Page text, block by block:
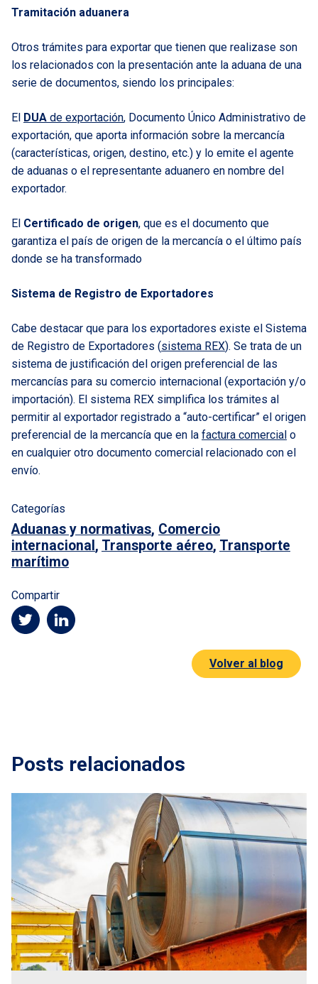
Tramitación aduanera
Otros trámites para exportar que tienen que realizase son
los relacionados con la presentación ante la aduana de una
serie de documentos, siendo los principales:
El DUA de exportación, Documento Único Administrativo de
exportación, que aporta información sobre la mercancía
(características, origen, destino, etc.) y lo emite el agente
de aduanas o el representante aduanero en nombre del
exportador.
El Certificado de origen, que es el documento que
garantiza el país de origen de la mercancía o el último país
donde se ha transformado
Sistema de Registro de Exportadores
Cabe destacar que para los exportadores existe el Sistema
de Registro de Exportadores (sistema REX). Se trata de un
sistema de justificación del origen preferencial de las
mercancías para su comercio internacional (exportación y/o
importación). El sistema REX simplifica los trámites al
permitir al exportador registrado a “auto-certificar” el origen
preferencial de la mercancía que en la factura comercial o
en cualquier otro documento comercial relacionado con el
envío.
Categorías
Aduanas y normativas, Comercio
internacional , Transporte aéreo, Transporte
marítimo
Compartir
Volver al blog
Posts relacionados